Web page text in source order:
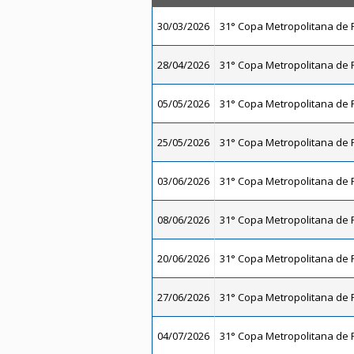
30/03/2026 31° Copa Metropolitana de
28/04/2026 31° Copa Metropolitana de
05/05/2026 31° Copa Metropolitana de
25/05/2026 31° Copa Metropolitana de
03/06/2026 31° Copa Metropolitana de
08/06/2026 31° Copa Metropolitana de
20/06/2026 31° Copa Metropolitana de
27/06/2026 31° Copa Metropolitana de
04/07/2026 31° Copa Metropolitana de